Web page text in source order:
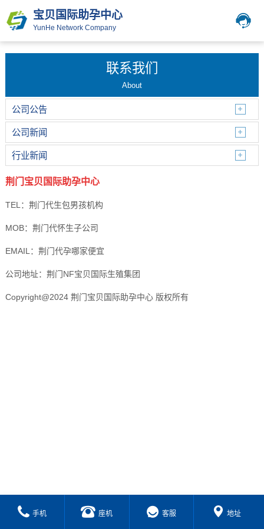
宝贝国际助孕中心
YunHe Network Company
联系我们
About
公司公告
公司新闻
行业新闻
荆门宝贝国际助孕中心
TEL：荆门代生包男孩机构
MOB：荆门代怀生子公司
EMAIL：荆门代孕哪家便宜
公司地址：荆门NF宝贝国际生殖集团
Copyright@2024 荆门宝贝国际助孕中心 版权所有
手机 座机 客服 地址